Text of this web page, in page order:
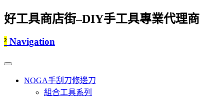
好工具商店街–DIY手工具專業代理商
² Navigation
NOGA手刮刀修邊刀
組合工具系列